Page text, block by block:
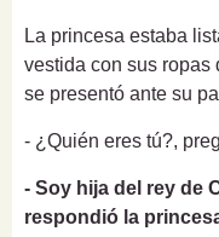
La princesa estaba
vestida con sus ropas
se presentó ante su
- ¿Quién eres tú?,
- Soy hija del rey de
respondió la